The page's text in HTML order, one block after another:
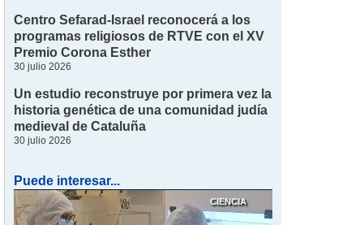
Centro Sefarad-Israel reconocerá a los
programas religiosos de RTVE con el XV
Premio Corona Esther
30 julio 2026
Un estudio reconstruye por primera vez la
historia genética de una comunidad judía
medieval de Cataluña
30 julio 2026
Puede interesar...
CIENCIA